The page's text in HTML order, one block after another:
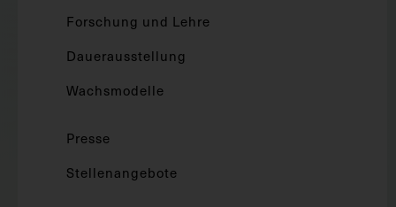
Forschung und Lehre
Dauerausstellung
Wachsmodelle
Presse
Stellenangebote